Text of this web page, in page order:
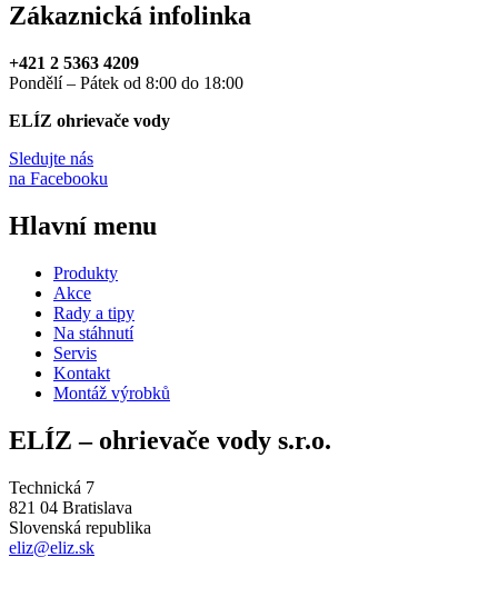
Zákaznická infolinka
+421 2 5363 4209
Pondělí – Pátek od 8:00 do 18:00
ELÍZ ohrievače vody
Sledujte nás
na Facebooku
Hlavní menu
Produkty
Akce
Rady a tipy
Na stáhnutí
Servis
Kontakt
Montáž výrobků
ELÍZ – ohrievače vody s.r.o.
Technická 7
821 04 Bratislava
Slovenská republika
eliz@eliz.sk